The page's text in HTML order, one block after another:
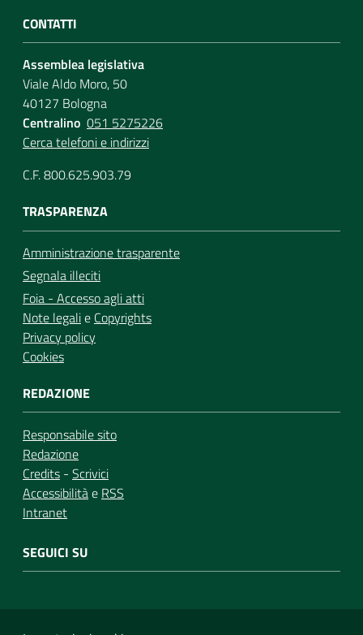
CONTATTI
Assemblea legislativa
Viale Aldo Moro, 50
40127 Bologna
Centralino 051 5275226
Cerca telefoni e indirizzi
C.F. 800.625.903.79
TRASPARENZA
Amministrazione trasparente
Segnala illeciti
Foia - Accesso agli atti
Note legalie Copyrights
Privacy policy
Cookies
REDAZIONE
Responsabile sito
Redazione
Credits - Scrivici
Accessibilitàe RSS
Intranet
SEGUICI SU